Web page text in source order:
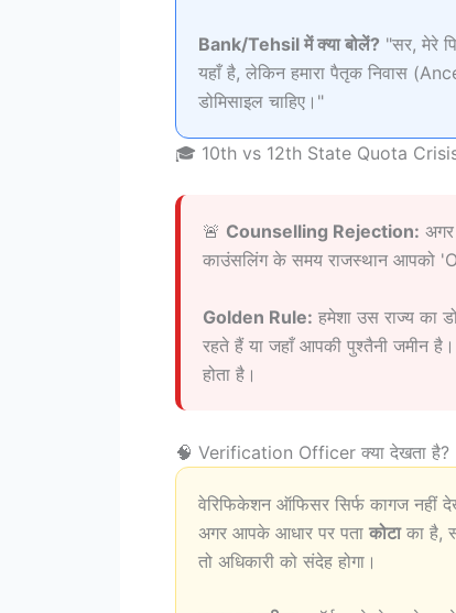
Bank/Tehsil में क्या बोलें? "सर, मेरे
यहाँ है, लेकिन हमारा पैतृक निवास
डोमिसाइल चाहिए।"
🎓 10th vs 12th State Quota
🚨 Counselling Rejection:
काउंसलिंग के समय राजस्थान आपको
Golden Rule: हमेशा उस राज्य का
रहते हैं या जहाँ आपकी पुश्तैनी जमीन
होता है।
🧠 Verification Officer क्या देखता है?
वेरिफिकेशन ऑफिसर सिर्फ कागज नहीं
अगर आपके आधार पर पता कोटाका है,
तो अधिकारी को संदेह होगा।